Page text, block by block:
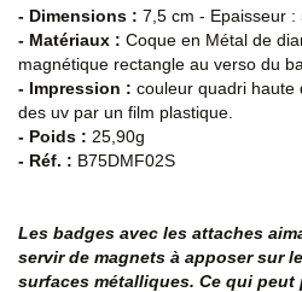
- Dimensions : 7,5 cm - Epaisseur :
- Matériaux : Coque en Métal de
magnétique rectangle au verso du
- Impression : couleur quadri haute
des uv par un film plastique.
- Poids : 25,90g
- Réf. : B75DMF02S
Les badges avec les attaches
servir de magnets à apposer sur
surfaces métalliques. Ce qui peut